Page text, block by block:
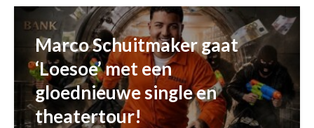
Marco Schuitmaker gaat
‘Loesoe’ met een
gloednieuwe single en
theatertour!